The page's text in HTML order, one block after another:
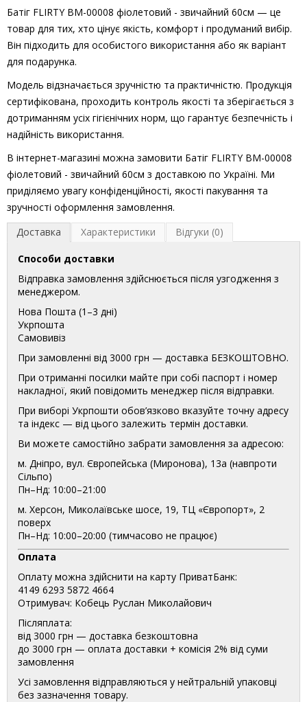
Батіг FLIRTY BM-00008 фіолетовий - звичайний 60см — це
товар для тих, хто цінує якість, комфорт і продуманий вибір.
Він підходить для особистого використання або як варіант
для подарунка.
Модель відзначається зручністю та практичністю. Продукція
сертифікована, проходить контроль якості та зберігається з
дотриманням усіх гігієнічних норм, що гарантує безпечність і
надійність використання.
В інтернет-магазині можна замовити Батіг FLIRTY BM-00008
фіолетовий - звичайний 60см з доставкою по Україні. Ми
приділяємо увагу конфіденційності, якості пакування та
зручності оформлення замовлення.
Доставка
Характеристики Відгуки (0)
Способи доставки
Відправка замовлення здійснюється після узгодження з
менеджером.
Нова Пошта (1–3 дні)
Укрпошта
Самовивіз
При замовленні від 3000 грн — доставка БЕЗКОШТОВНО.
При отриманні посилки майте при собі паспорт і номер
накладної, який повідомить менеджер після відправки.
При виборі Укрпошти обов’язково вказуйте точну адресу
та індекс — від цього залежить термін доставки.
Ви можете самостійно забрати замовлення за адресою:
м. Дніпро, вул. Європейська (Миронова), 13а (навпроти
Сільпо)
Пн–Нд: 10:00–21:00
м. Херсон, Миколаївське шосе, 19, ТЦ «Європорт», 2
поверх
Пн–Нд: 10:00–20:00 (тимчасово не працює)
Оплата
Оплату можна здійснити на карту ПриватБанк:
4149 6293 5872 4664
Отримувач: Кобець Руслан Миколайович
Післяплата:
від 3000 грн — доставка безкоштовна
до 3000 грн — оплата доставки + комісія 2% від суми
замовлення
Усі замовлення відправляються у нейтральній упаковці
без зазначення товару.